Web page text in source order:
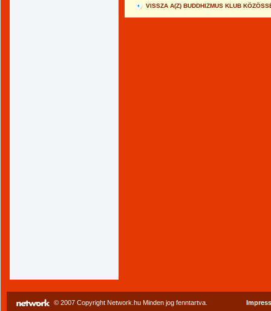
VISSZA A(Z) BUDDHIZMUS KLUB
© 2007 Copyright Network.hu Minden jog fenntartva.